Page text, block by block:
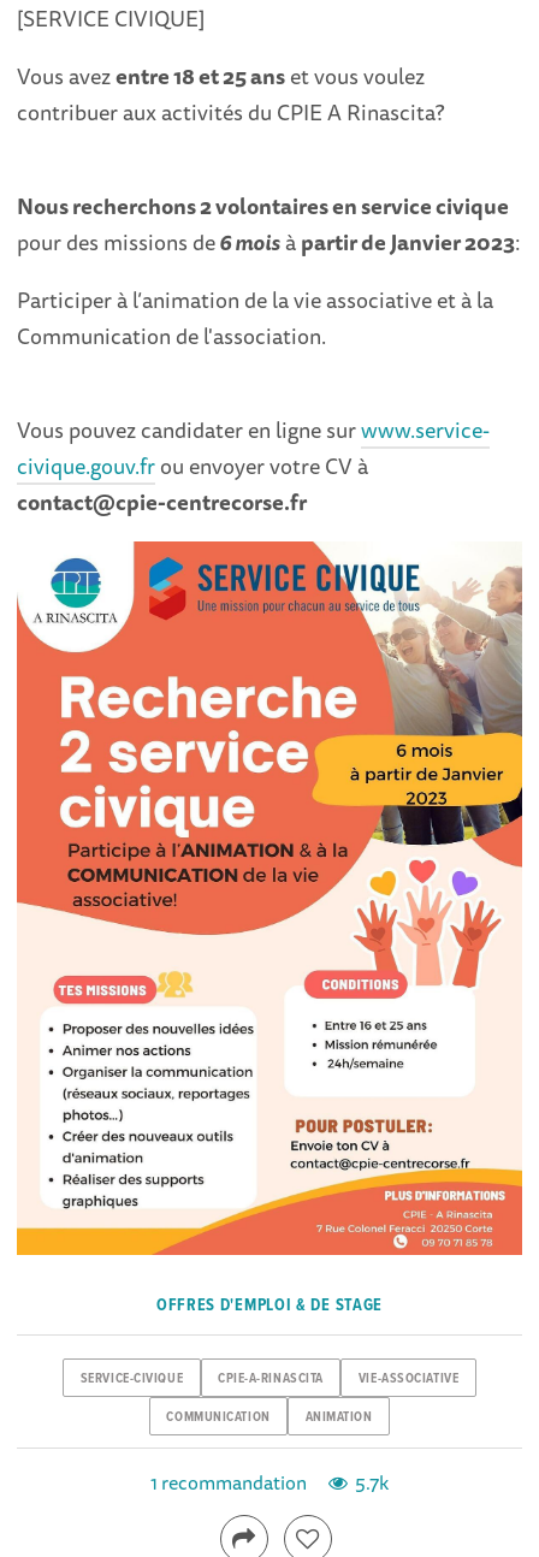
[SERVICE CIVIQUE]
Vous avezentre 18 et 25 anset vous voulez
contribuer aux activités du CPIE A Rinascita?
Nous recherchons 2 volontaires en service civique
pour des missions de6 moisàpartir de Janvier 2023:
Participer à l’animation de la vie associative et à la
Communication de l'association.
Vous pouvez candidater en ligne surwww.service-
civique.gouv.frou envoyer votre CV à
contact@cpie-centrecorse.fr
OFFRES D'EMPLOI & DE STAGE
SERVICE-CIVIQUE CPIE-A-RINASCITA VIE-ASSOCIATIVE
COMMUNICATION ANIMATION
1 recommandation 5.7k